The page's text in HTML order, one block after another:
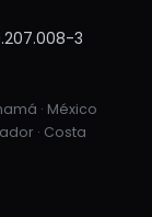
3
· México
· Costa